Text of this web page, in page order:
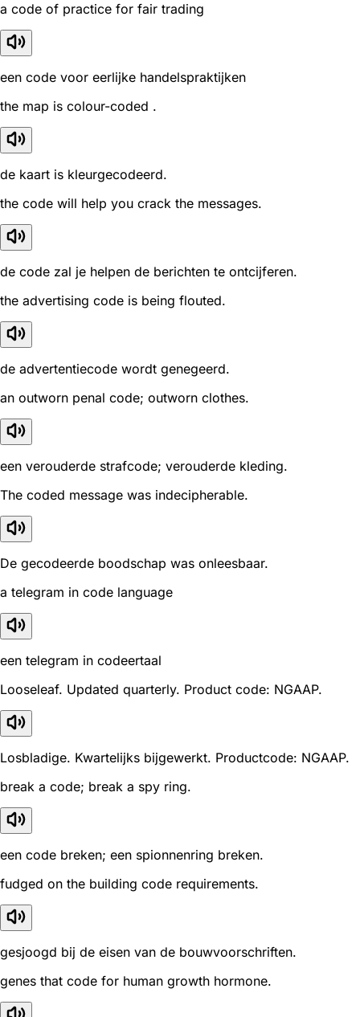
a code of practice for fair trading
een code voor eerlijke handelspraktijken
the map is colour-coded .
de kaart is kleurgecodeerd.
the code will help you crack the messages.
de code zal je helpen de berichten te ontcijferen.
the advertising code is being flouted.
de advertentiecode wordt genegeerd.
an outworn penal code; outworn clothes.
een verouderde strafcode; verouderde kleding.
The coded message was indecipherable.
De gecodeerde boodschap was onleesbaar.
a telegram in code language
een telegram in codeertaal
Looseleaf. Updated quarterly. Product code: NGAAP.
Losbladige. Kwartelijks bijgewerkt. Productcode: NGAAP.
break a code; break a spy ring.
een code breken; een spionnenring breken.
fudged on the building code requirements.
gesjoogd bij de eisen van de bouwvoorschriften.
genes that code for human growth hormone.